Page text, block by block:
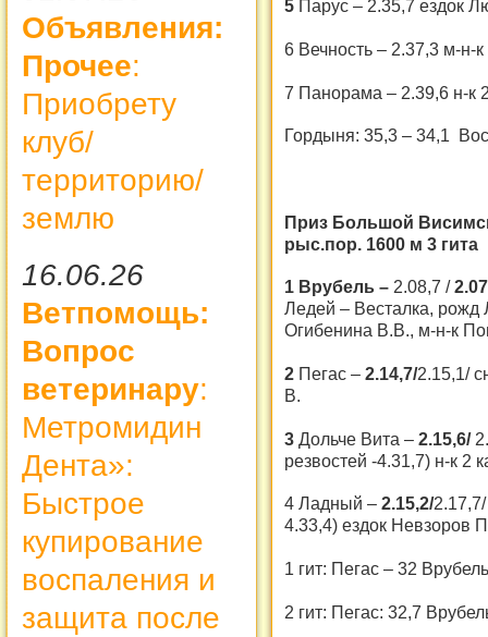
Объявления:
Прочее:
Приобрету
клуб/
территорию/
землю
16.06.26
Ветпомощь:
Вопрос
ветеринару:
Метромидин
Дента»:
Быстрое
купирование
воспаления и
защита после
5 Парус – 2.35,7 ездок
6 Вечность – 2.37,3 м-н-
7 Панорама – 2.39,6 н-к
Гордыня: 35,3 – 34,1
Приз Большой
рыс.пор. 1600 м 3 гита
1 Врубель – 2.08,7 /
Ледей – Весталка, рожд
Огибенина В.В., м-н-к
2 Пегас – 2.14,7/2.15,1/
В.
3 Дольче Вита – 2.15,6/
резвостей -4.31,7) н-к 2
4 Ладный – 2.15,2/
4.33,4) ездок Невзоров
1 гит: Пегас – 32
2 гит: Пегас: 32,7